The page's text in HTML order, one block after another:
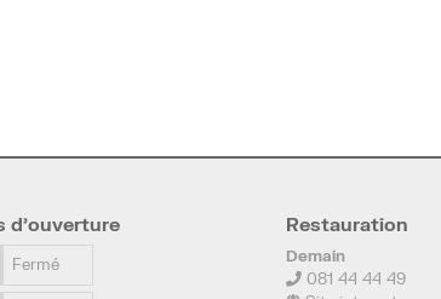
d’ouverture
Fermé
Restauration
Demain
081 44 44 49